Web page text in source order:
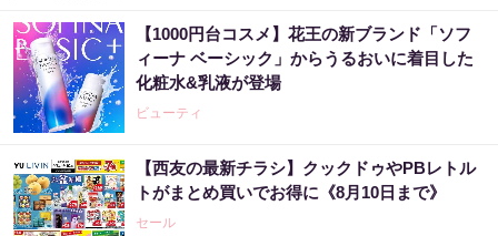
【1000円台コスメ】花王の新ブランド「ソフ
ィーナ ベーシック」からうるおいに着目した
化粧水&乳液が登場
ビューティ
【西友の最新チラシ】クックドゥやPBレトル
トがまとめ買いでお得に《8月10日まで》
セール